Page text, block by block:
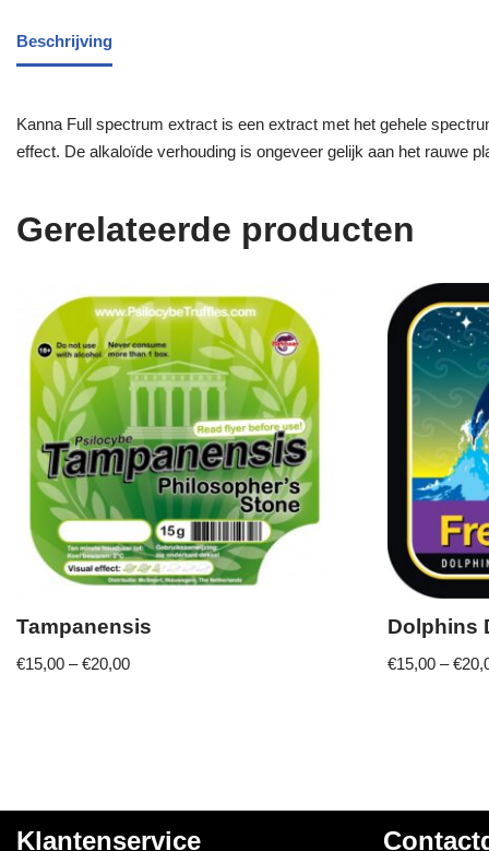
Beschrijving
Kanna Full spectrum extract is een extract met het gehele
effect. De alkaloïde verhouding is ongeveer gelijk aan het rauwe
Gerelateerde producten
Tampanensis
€15,00 –€20,00
Dolphins
€15,00–€
Klantenservice